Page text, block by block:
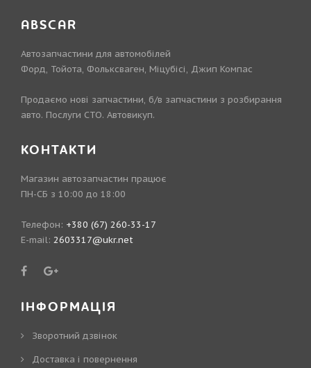
ABSCAR
Автозапчастини для автомобілей
Форд, Тойота, Фольксваген, Міцубісі, Джип Компас
Продаємо нові запчастини, б/в запчастини з розбирання
авто. Послуги СТО. Автовикуп.
КОНТАКТИ
Магазин автозапчастин працює
ПН-СБ з 10:00 до 18:00
Телефон: +380 (67) 260-33-17
E-mail: 2603317@ukr.net
ІНФОРМАЦІЯ
Зворотний дзвінок
Доставка і повернення